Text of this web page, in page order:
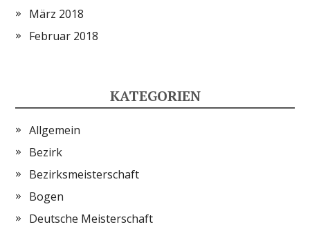
März 2018
Februar 2018
KATEGORIEN
Allgemein
Bezirk
Bezirksmeisterschaft
Bogen
Deutsche Meisterschaft